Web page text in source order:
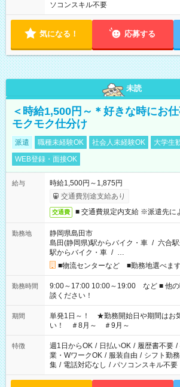
ソコンスキル不要
気になる！ 応募する
未読
＜時給1,500円～＊好きな時にお
モクモク仕分け
派遣 職種未経験OK 社会人未経験OK 大学生
WEB登録・面接OK
給与
時給1,500円～1,875円
交通費別途支給あり
交通費 ■ 交通費規定内支給 ※派遣先に
勤務地
静岡県島田市
島田(静岡県)駅からバイク・車 / 六合
駅からバイク・車 / …
■物流センターなど ■勤務地選べま
勤務時間
9:00～17:00 10:00～19:00 など ■ 他の時間帯もお気軽にご相
談ください！
期間
単発1日～！ ★勤務開始日や期間はお
い！ ＃8月～ ＃9月～
特徴 週1日からOK / 日払いOK / 履歴書不要 /
業・WワークOK / 服装自由 / シフト勤務
集 / 電話対応なし / パソコンスキル不要